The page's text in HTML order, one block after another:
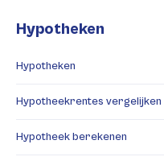
Hypotheken
Hypotheken
Hypotheekrentes vergelijken
Hypotheek berekenen